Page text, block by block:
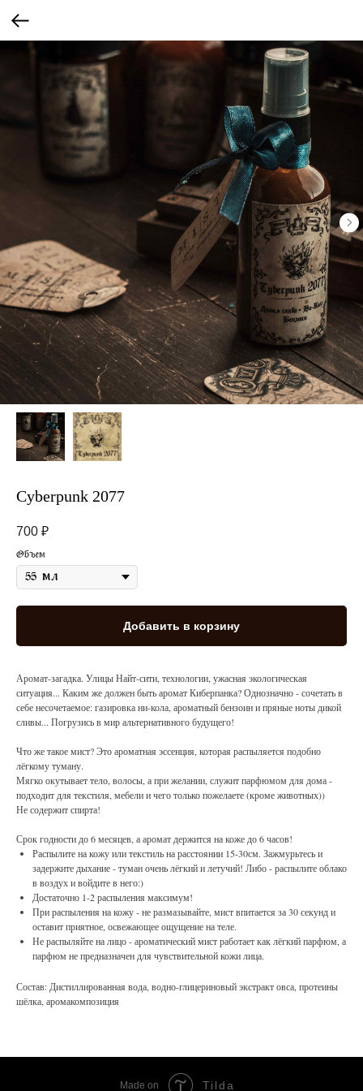
Cyberpunk 2077
700 ₽
Объем
Добавить в корзину
Аромат-загадка. Улицы Найт-сити, технологии, ужасная экологическая
ситуация... Каким же должен быть аромат Киберпанка? Однозначно - сочетать в
себе несочетаемое: газировка ни-кола, ароматный бензоин и пряные ноты дикой
сливы... Погрузись в мир альтернативного будущего!
Что же такое мист? Это ароматная эссенция, которая распыляется подобно
лёгкому туману.
Мягко окутывает тело, волосы, а при желании, служит парфюмом для дома -
подходит для текстиля, мебели и чего только пожелаете (кроме животных))
Не содержит спирта!
Срок годности до 6 месяцев, а аромат держится на коже до 6 часов!
Распылите на кожу или текстиль на расстоянии 15-30см. Зажмурьтесь и
задержите дыхание - туман очень лёгкий и летучий! Либо - распылите облако
в воздух и войдите в него:)
Достаточно 1-2 распыления максимум!
При распыления на кожу - не размазывайте, мист впитается за 30 секунд и
оставит приятное, освежающее ощущение на теле.
Не распыляйте на лицо - ароматический мист работает как лёгкий парфюм, а
парфюм не предназначен для чувствительной кожи лица.
Состав: Дистиллированная вода, водно-глицериновый экстракт овса, протеины
шёлка, аромакомпозиция
Made on Tilda